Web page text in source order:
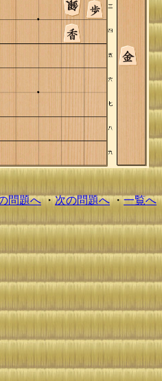
問題へ・次の問題へ・一覧へ